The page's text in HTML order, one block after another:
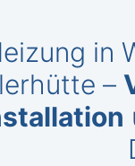
in
–